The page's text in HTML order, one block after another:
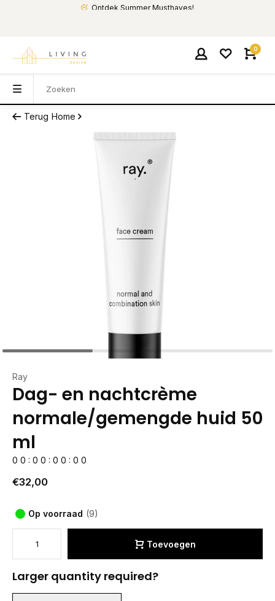
Ontdek Summer Musthaves!
0
Terug Home
Ray
Dag- en nachtcrème
normale/gemengde huid 50
ml
0 0 : 0 0 : 0 0 : 0 0
€32,00
Op voorraad (9)
Toevoegen
Larger quantity required?